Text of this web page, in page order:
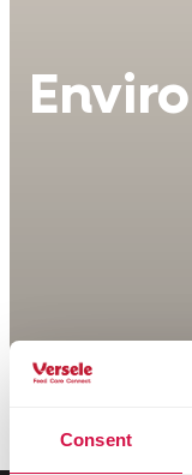
Consent